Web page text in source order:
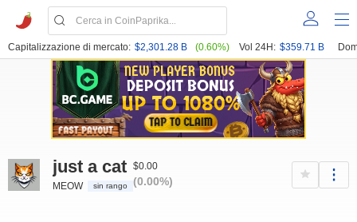
Capitalizzazione di mercato: $2,301.28 B (0.60%) Vol 24H: $359.71 B
just a cat
MEOW sin rango
$0.00
(0.00%)